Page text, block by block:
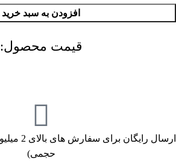
افزودن به سبد خرید
قیمت محصول:​
حجمی)